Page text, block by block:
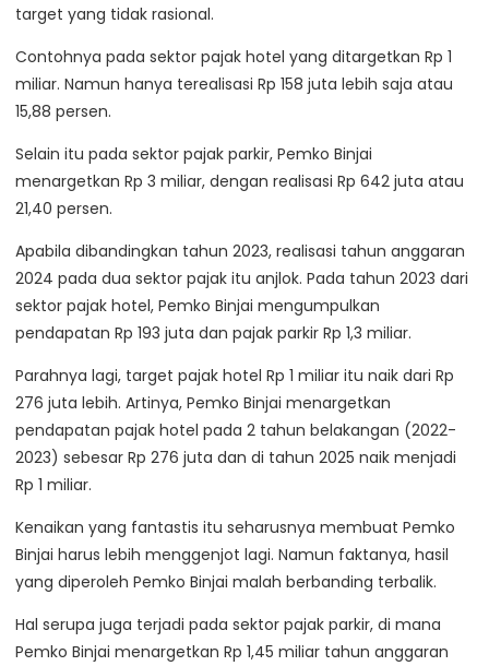
target yang tidak rasional.
Contohnya pada sektor pajak hotel yang ditargetkan Rp 1
miliar. Namun hanya terealisasi Rp 158 juta lebih saja atau
15,88 persen.
Selain itu pada sektor pajak parkir, Pemko Binjai
menargetkan Rp 3 miliar, dengan realisasi Rp 642 juta atau
21,40 persen.
Apabila dibandingkan tahun 2023, realisasi tahun anggaran
2024 pada dua sektor pajak itu anjlok. Pada tahun 2023 dari
sektor pajak hotel, Pemko Binjai mengumpulkan
pendapatan Rp 193 juta dan pajak parkir Rp 1,3 miliar.
Parahnya lagi, target pajak hotel Rp 1 miliar itu naik dari Rp
276 juta lebih. Artinya, Pemko Binjai menargetkan
pendapatan pajak hotel pada 2 tahun belakangan (2022-
2023) sebesar Rp 276 juta dan di tahun 2025 naik menjadi
Rp 1 miliar.
Kenaikan yang fantastis itu seharusnya membuat Pemko
Binjai harus lebih menggenjot lagi. Namun faktanya, hasil
yang diperoleh Pemko Binjai malah berbanding terbalik.
Hal serupa juga terjadi pada sektor pajak parkir, di mana
Pemko Binjai menargetkan Rp 1,45 miliar tahun anggaran